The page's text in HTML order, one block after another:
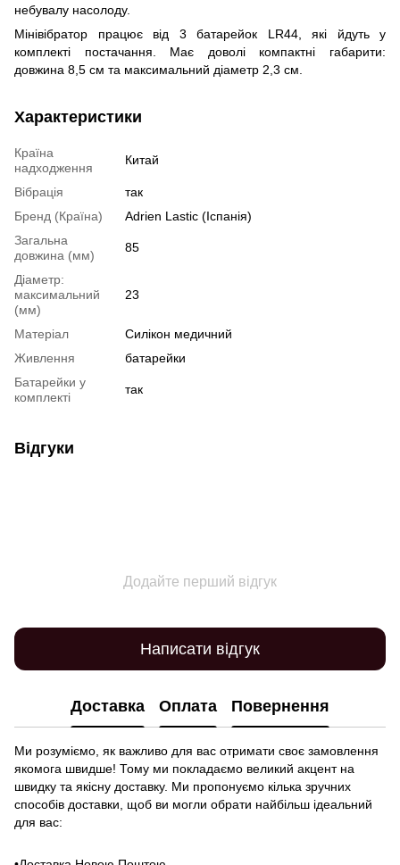
небувалу насолоду.
Мінівібратор працює від 3 батарейок LR44, які йдуть у
комплекті постачання. Має доволі компактні габарити:
довжина 8,5 см та максимальний діаметр 2,3 см.
Характеристики
Країна
надходження
Китай
Вібрація
так
Бренд (Країна)
Adrien Lastic (Іспанія)
Загальна
довжина (мм)
85
Діаметр:
максимальний
(мм)
23
Матеріал
Силікон медичний
Живлення
батарейки
Батарейки у
комплекті
так
Відгуки
Додайте перший відгук
Написати відгук
Доставка Оплата Повернення
Ми розуміємо, як важливо для вас отримати своє замовлення
якомога швидше! Тому ми покладаємо великий акцент на
швидку та якісну доставку. Ми пропонуємо кілька зручних
способів доставки, щоб ви могли обрати найбільш ідеальний
для вас: